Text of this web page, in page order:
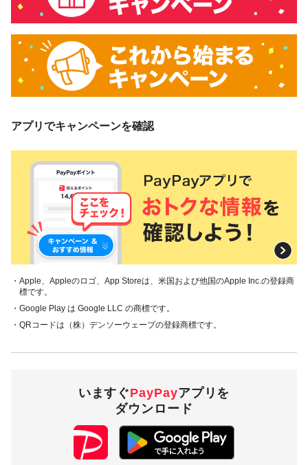
アプリでキャンペーンを確認
・Apple、Appleのロゴ、App Storeは、米国および他国のApple Inc.の登録商
標です。
・Google Play は Google LLC の商標です。
・QRコードは（株）デンソーウェーブの登録商標です。
いますぐPayPayアプリを
ダウンロード